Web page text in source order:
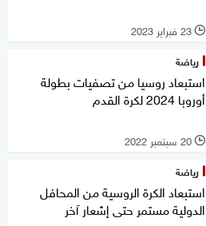
l 23 فبراير 2023
رياضة
استبعاد روسيا من تصفيات بطولة
أوروبا 2024 لكرة القدم
l 20 سبتمبر 2022
رياضة
استبعاد الكرة الروسية من المحافل
الدولية مستمر حتى إشعار آخر